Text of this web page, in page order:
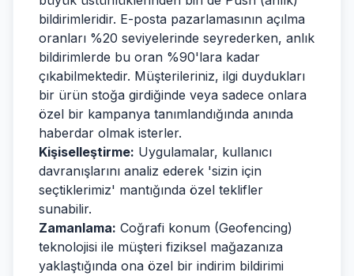
bildirimleridir. E-posta pazarlamasının açılma
oranları %20 seviyelerinde seyrederken, anlık
bildirimlerde bu oran %90'lara kadar
çıkabilmektedir. Müşterileriniz, ilgi duydukları
bir ürün stoğa girdiğinde veya sadece onlara
özel bir kampanya tanımlandığında anında
haberdar olmak isterler.
Kişiselleştirme: Uygulamalar, kullanıcı
davranışlarını analiz ederek 'sizin için
seçtiklerimiz' mantığında özel teklifler
sunabilir.
Zamanlama: Coğrafi konum (Geofencing)
teknolojisi ile müşteri fiziksel mağazanıza
yaklaştığında ona özel bir indirim bildirimi